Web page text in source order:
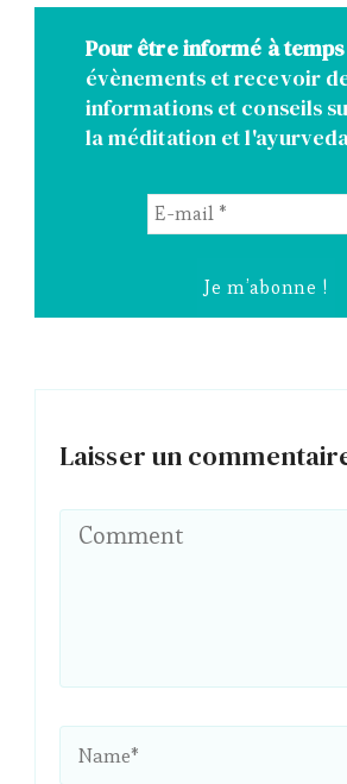
Pour être informé à
évènements et recevoir
informations et conseils
la méditation et
*
Laisser un